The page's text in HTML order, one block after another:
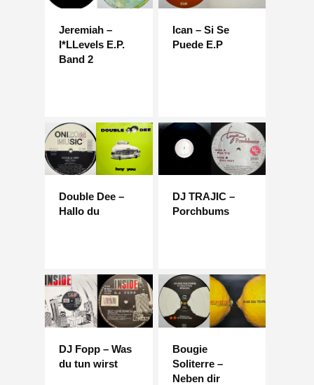
Jeremiah –
I*LLevels E.P.
Band 2
Ican – Si Se
Puede E.P
Double Dee –
Hallo du
DJ TRAJIC –
Porchbums
DJ Fopp – Was
du tun wirst
Bougie
Soliterre –
Neben dir